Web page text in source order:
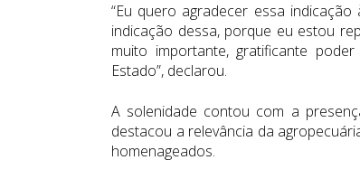
“Eu quero agradecer essa
indicação dessa, porque eu estou
muito importante, gratificante
Estado”, declarou.
A solenidade contou com a
destacou a relevância da
homenageados.